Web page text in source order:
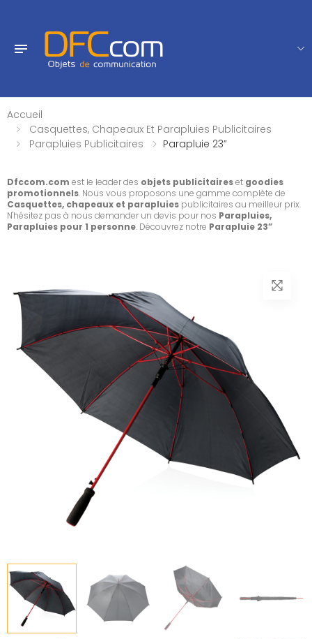
Accueil
Casquettes, Chapeaux Et Parapluies Publicitaires
Parapluies Publicitaires
Parapluie 23”
Dfccom.com est le leader des objets publicitaireset goodies
promotionnels. Nous vous proposons une gamme complète de
Casquettes, chapeaux et parapluies publicitaires au meilleur prix.
N'hésitez pas à nous demander un devis pour nos Parapluies,
Parapluies pour 1 personne. Découvrez notre Parapluie 23”